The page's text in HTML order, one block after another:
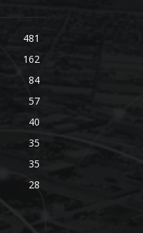
481
162
84
57
40
35
35
28